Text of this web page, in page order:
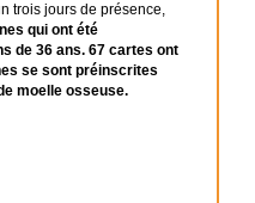
trois jours de présence,
qui ont été
de 36 ans. 67 cartes ont
se sont préinscrites
moelle osseuse.